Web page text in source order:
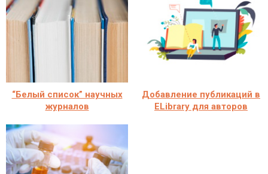
“Белый список” научных
журналов
Добавление публикаций в
ELibrary для авторов